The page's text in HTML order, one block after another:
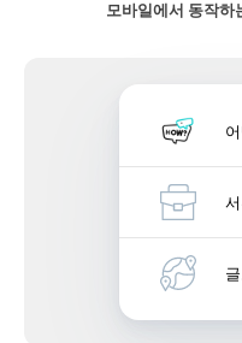
모바일에서 동작하